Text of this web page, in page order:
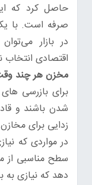
حاصل کرد که
صرفه است. با یک
در بازار
اقتصادی انتخاب
مخزن هر چند
برای بازرسی
شدن باشند و
زدایی برای
در مواردی که
سطح مناسبی از
دهد که نیازی به